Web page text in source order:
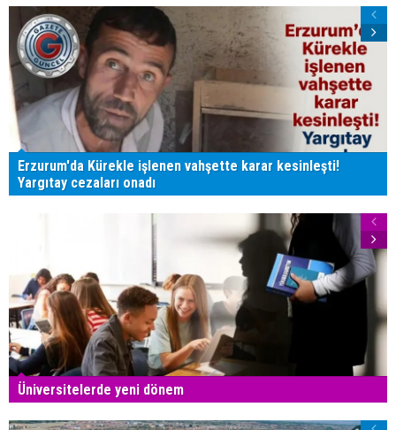
Erzurum'da Kürekle işlenen vahşette karar kesinleşti!
Yargıtay cezaları onadı
Üniversitelerde yeni dönem